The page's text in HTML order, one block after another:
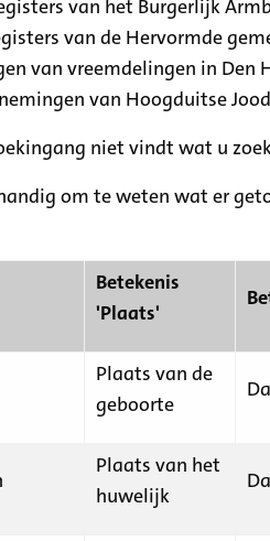
van het Burgerlijk
van de Hervormde
van vreemdelingen in Den
van Hoogduitse
niet vindt wat u
om te weten wat er
Betekenis
'Plaats'
Plaats van de
geboorte
Plaats van het
huwelijk